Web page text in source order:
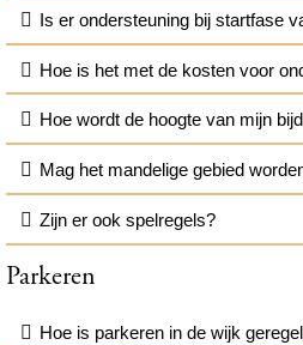
Is er ondersteuning bij startfase
Hoe is het met de kosten voor
Hoe wordt de hoogte van mijn
Mag het mandelige gebied
Zijn er ook spelregels?
Parkeren
Hoe is parkeren in de wijk